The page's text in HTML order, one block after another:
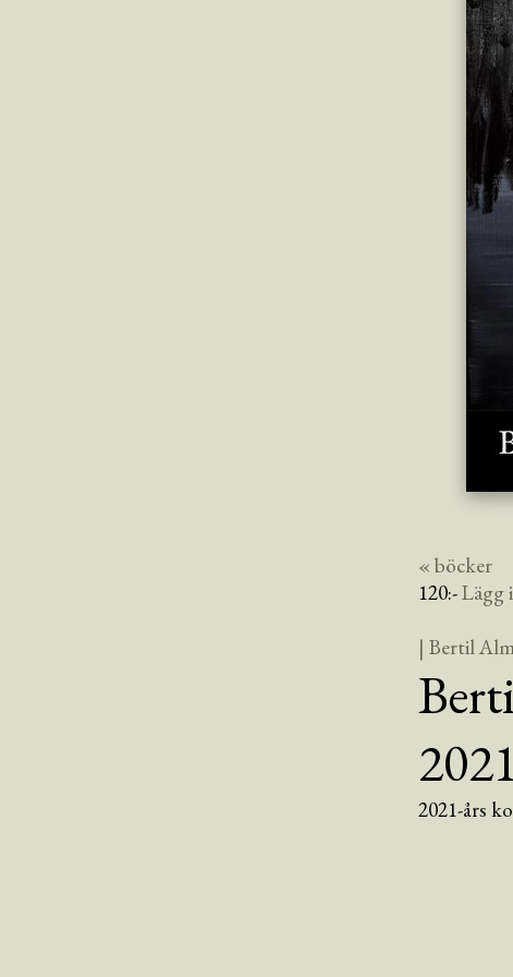
« böcker
120:-Lägg
| Bertil
2021-års